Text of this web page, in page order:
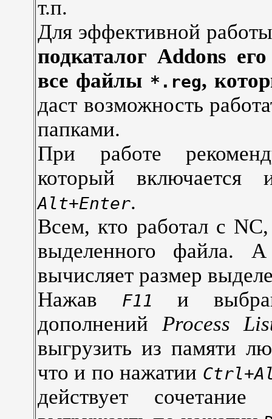
т.п.
Для эффективной
подкаталог Addons
все файлы *.reg,
даст возможность
папками.
При работе
который
Alt+Enter.
Всем, кто работал с
выделенного файла.
вычисляет размер
Нажав
F11
и
дополнений Process
выгрузить из памяти
что и по нажатии
действует